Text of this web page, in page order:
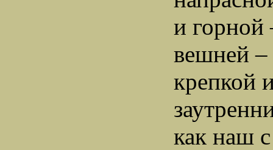
и
вешней
крепкой
как наш